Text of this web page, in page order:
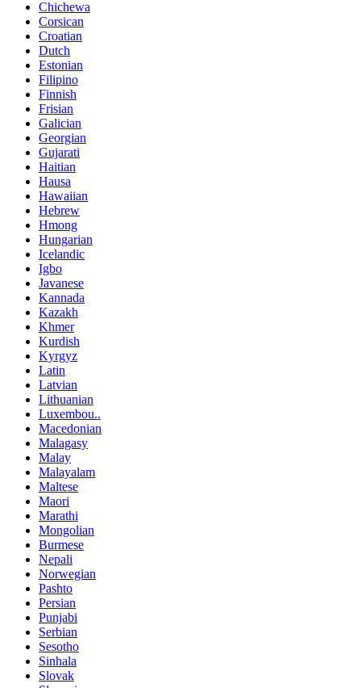
Chichewa
Corsican
Croatian
Dutch
Estonian
Filipino
Finnish
Frisian
Galician
Georgian
Gujarati
Haitian
Hausa
Hawaiian
Hebrew
Hmong
Hungarian
Icelandic
Igbo
Javanese
Kannada
Kazakh
Khmer
Kurdish
Kyrgyz
Latin
Latvian
Lithuanian
Luxembou..
Macedonian
Malagasy
Malay
Malayalam
Maltese
Maori
Marathi
Mongolian
Burmese
Nepali
Norwegian
Pashto
Persian
Punjabi
Serbian
Sesotho
Sinhala
Slovak